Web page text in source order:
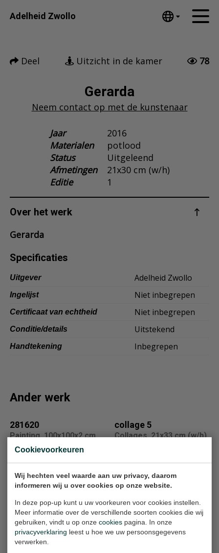
Cookievoorkeuren
Wij hechten veel waarde aan uw privacy, daarom
informeren wij u over cookies op onze website.
In deze pop-up kunt u uw voorkeuren voor cookies instellen.
Meer informatie over de verschillende soorten cookies die wij
gebruiken, vindt u op onze cookies pagina. In onze
privacyverklaring leest u hoe we uw persoonsgegevens
verwerken.
Adelheid Zwollo
Español
العربية
Deutsch
Français
Italiano
Kunstwerken
Over mij
Contact
Deel
Tumblr
Uitzicht in de kamer 78
Gerarda
Neem contact op met de kunstenaar
Jaar
2016
Materialen
potlood
Status
Uitgeleend
Afmetingen
21x30 cm (w/h)
Editie
1
Over het werk
Gerarda
Specificaties
Uitgever Adelheid Zwollo
Ingelijst Niet inbegrepen
Certificaat van echtheid Niet inbegrepen
Conditie/details Uitstekend
Handtekening Inbegrepen
Ander werk
281620
Painting, 100x100x2 cm
(w/h/d)
€1.950,-
collage 5
Collages, 21x33 cm (w/h)
Painting, 30x30x2 cm
(w/h/d)
€950,-
Painting, 100x100x2.5 cm
(w/h/d)
€2.000,-